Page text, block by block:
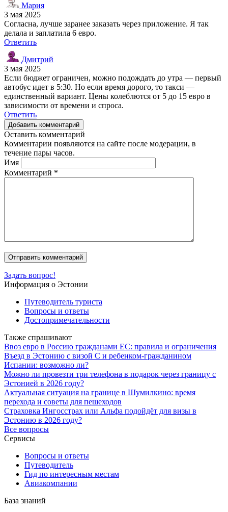
Мария
3 мая 2025
Согласна, лучше заранее заказать через приложение. Я так
делала и заплатила 6 евро.
Ответить
Дмитрий
3 мая 2025
Если бюджет ограничен, можно подождать до утра — первый
автобус идет в 5:30. Но если время дорого, то такси —
единственный вариант. Цены колеблются от 5 до 15 евро в
зависимости от времени и спроса.
Ответить
Добавить комментарий
Оставить комментарий
Комментарии появляются на сайте после модерации, в
течение пары часов.
Имя
Комментарий *
Задать вопрос!
Информация о Эстонии
Путеводитель туриста
Вопросы и ответы
Достопримечательности
Также спрашивают
Ввоз евро в Россию гражданами ЕС: правила и ограничения
Въезд в Эстонию с визой C и ребенком-гражданином
Испании: возможно ли?
Можно ли провезти три телефона в подарок через границу с
Эстонией в 2026 году?
Актуальная ситуация на границе в Шумилкино: время
перехода и советы для пешеходов
Страховка Ингосстрах или Альфа подойдёт для визы в
Эстонию в 2026 году?
Все вопросы
Сервисы
Вопросы и ответы
Путеводитель
Гид по интересным местам
Авиакомпании
База знаний